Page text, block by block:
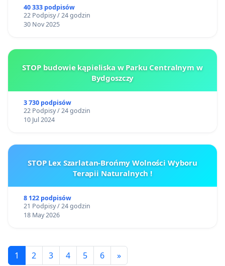
40 333 podpisów
22 Podpisy / 24 godzin
30 Nov 2025
STOP budowie kąpieliska w Parku Centralnym w
Bydgoszczy
3 730 podpisów
22 Podpisy / 24 godzin
10 Jul 2024
STOP Lex Szarlatan-Brońmy Wolności Wyboru
Terapii Naturalnych !
8 122 podpisów
21 Podpisy / 24 godzin
18 May 2026
1 2 3 4 5 6 »